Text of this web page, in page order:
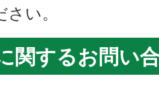
い。
関するお問い